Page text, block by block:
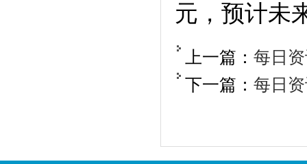
元，预计未
上一篇： 每日
下一篇： 每日